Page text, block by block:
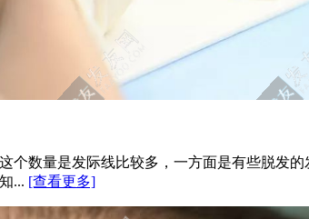
个数量是发际线比较多，一方面是有些脱发
... [查看更多]